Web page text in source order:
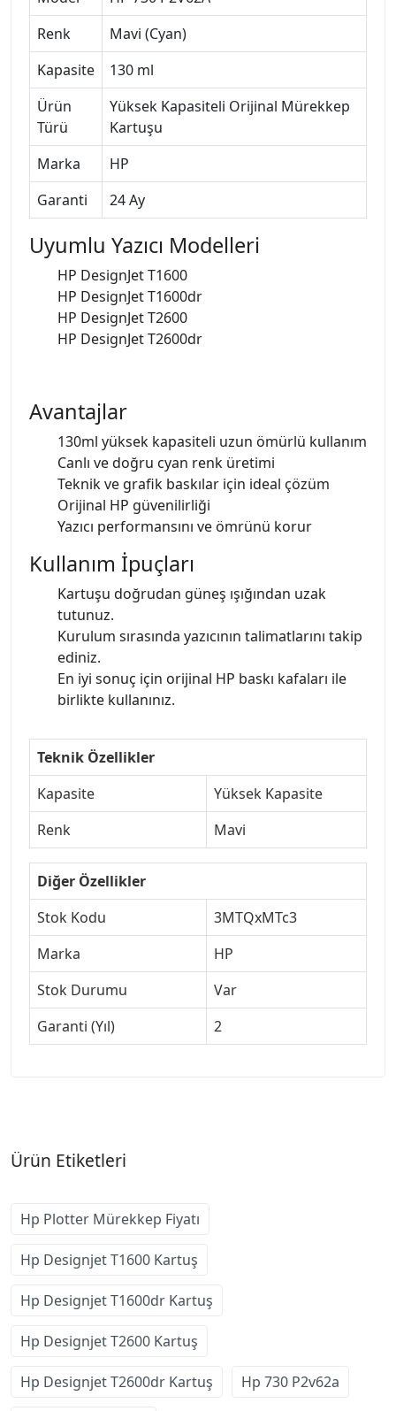
Renk
Mavi (Cyan)
Kapasite
130 ml
Ürün
Türü
Yüksek Kapasiteli Orijinal Mürekkep
Kartuşu
Marka
HP
Garanti
24 Ay
Uyumlu Yazıcı Modelleri
HP DesignJet T1600
HP DesignJet T1600dr
HP DesignJet T2600
HP DesignJet T2600dr
Avantajlar
130ml yüksek kapasiteli uzun ömürlü kullanım
Canlı ve doğru cyan renk üretimi
Teknik ve grafik baskılar için ideal çözüm
Orijinal HP güvenilirliği
Yazıcı performansını ve ömrünü korur
Kullanım İpuçları
Kartuşu doğrudan güneş ışığından uzak
tutunuz.
Kurulum sırasında yazıcının talimatlarını takip
ediniz.
En iyi sonuç için orijinal HP baskı kafaları ile
birlikte kullanınız.
Teknik Özellikler
Kapasite
Yüksek Kapasite
Renk
Mavi
Diğer Özellikler
Stok Kodu
3MTQxMTc3
Marka
HP
Stok Durumu
Var
Garanti (Yıl)
2
Ürün Etiketleri
Hp Plotter Mürekkep Fiyatı
Hp Designjet T1600 Kartuş
Hp Designjet T1600dr Kartuş
Hp Designjet T2600 Kartuş
Hp Designjet T2600dr Kartuş Hp 730 P2v62a